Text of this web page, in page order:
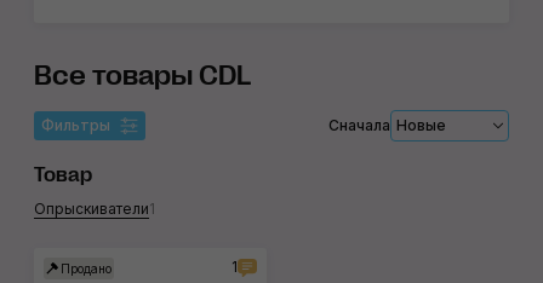
Все товары CDL
Фильтры Сначала Новые
Товар
Опрыскиватели1
Продано 1